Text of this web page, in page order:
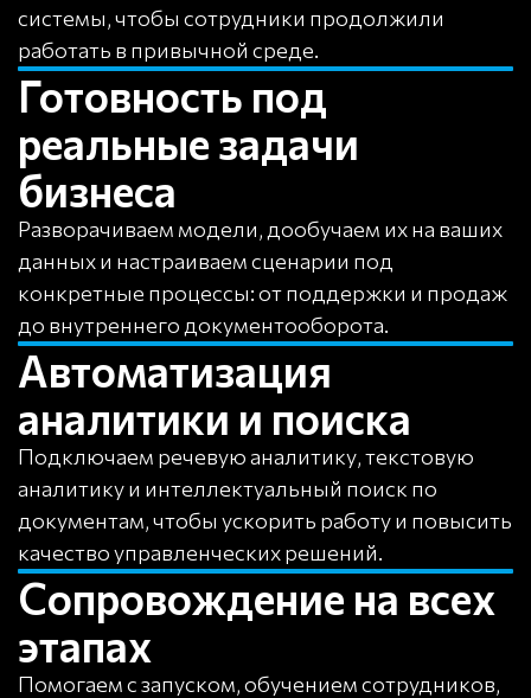
системы, чтобы сотрудники продолжили
работать в привычной среде.
Готовность под
реальные задачи
бизнеса
Разворачиваем модели, дообучаем их на ваших
данных и настраиваем сценарии под
конкретные процессы: от поддержки и продаж
до внутреннего документооборота.
Автоматизация
аналитики и поиска
Подключаем речевую аналитику, текстовую
аналитику и интеллектуальный поиск по
документам, чтобы ускорить работу и повысить
качество управленческих решений.
Сопровождение на всех
этапах
Помогаем с запуском, обучением сотрудников,